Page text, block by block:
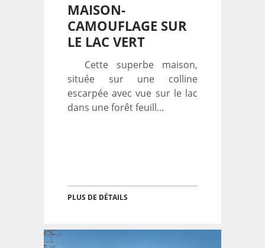
MAISON-
CAMOUFLAGE SUR
LE LAC VERT
Cette superbe maison,
située sur une colline
escarpée avec vue sur le lac
dans une forêt feuill...
PLUS DE DÉTAILS